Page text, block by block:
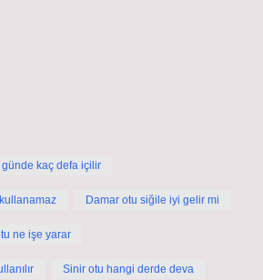
günde kaç defa içilir
Damar otu siğile iyi gelir mi
ne işe yarar
Sinir otu hangi derde deva